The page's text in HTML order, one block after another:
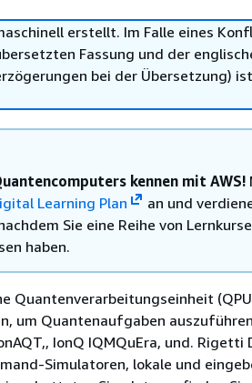
erstellt. Im Falle eines
Fassung und der
bei der Übersetzung)
kennen mit AWS!
Learning Plan
an und
Sie eine Reihe von
haben.
Quantenverarbeitungseinheit
um Quantenaufgaben
IonQ IQMQuEra, und. Rigetti
Simulatoren, lokale und